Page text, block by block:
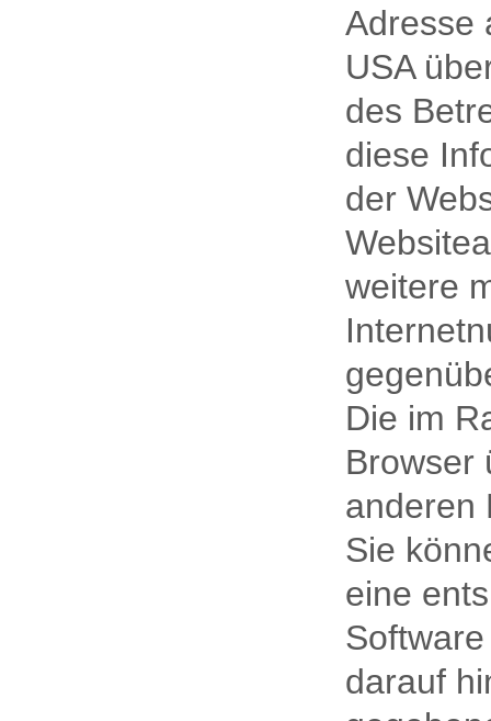
Adresse
USA
des
diese
der
weitere
Die im
Browser
anderen
Sie
eine
darauf